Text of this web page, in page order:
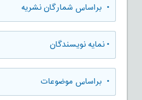
• براساس شمارگان نشریه
•نمایه نویسندگان
• براساس موضوعات